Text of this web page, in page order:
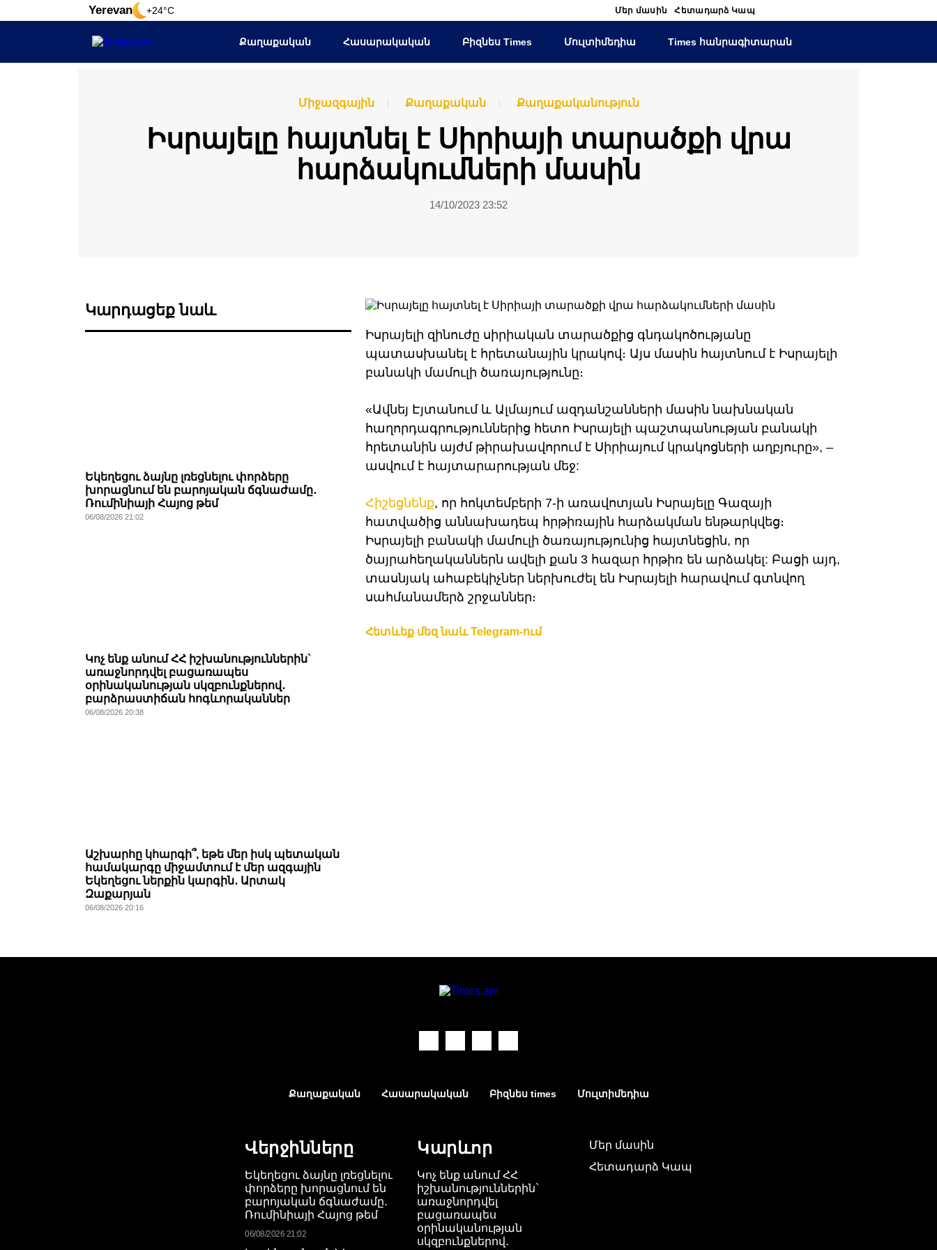
Yerevan +24°C Մեր մասին Հետադարձ Կապ
Քաղաքական Հասարակական Բիզնես Times Մուլտիմեդիա Times հանրագիտարան
Միջազգային Քաղաքական Քաղաքականություն
Իսրայելը հայտնել է Սիրիայի տարածքի վրա
հարձակումների մասին
14/10/2023 23:52
Կարդացեք նաև
Եկեղեցու ձայնը լռեցնելու փորձերը
խորացնում են բարոյական ճգնաժամը․
Ռումինիայի Հայոց թեմ
06/08/2026 21:02
Կոչ ենք անում ՀՀ իշխանություններին`
առաջնորդվել բացառապես
օրինականության սկզբունքներով․
բարձրաստիճան հոգևորականներ
06/08/2026 20:38
Աշխարհը կհարգի՞, եթե մեր իսկ պետական
համակարգը միջամտում է մեր ազգային
Եկեղեցու ներքին կարգին․ Արտակ
Զաքարյան
06/08/2026 20:16
Իսրայելի զինուժը սիրիական տարածքից գնդակոծությանը
պատասխանել է հրետանային կրակով։ Այս մասին հայտնում է Իսրայելի
բանակի մամուլի ծառայությունը։
«Ավնեյ Էյտանում և Ալմայում ազդանշանների մասին նախնական
հաղորդագրություններից հետո Իսրայելի պաշտպանության բանակի
հրետանին այժմ թիրախավորում է Սիրիայում կրակոցների աղբյուրը», –
ասվում է հայտարարության մեջ:
Հիշեցնենք, որ հոկտեմբերի 7-ի առավոտյան Իսրայելը Գազայի
հատվածից աննախադեպ հրթիռային հարձակման ենթարկվեց։
Իսրայելի բանակի մամուլի ծառայությունից հայտնեցին, որ
ծայրահեղականներն ավելի քան 3 հազար հրթիռ են արձակել: Բացի այդ,
տասնյակ ահաբեկիչներ ներխուժել են Իսրայելի հարավում գտնվող
սահմանամերձ շրջաններ։
Հետևեք մեզ նաև Telegram-ում
Քաղաքական Հասարակական Բիզնես times Մուլտիմեդիա
Վերջինները
Եկեղեցու ձայնը լռեցնելու
փորձերը խորացնում են
բարոյական ճգնաժամը․
Ռումինիայի Հայոց թեմ
06/08/2026 21:02
Կարևոր
Կոչ ենք անում ՀՀ
իշխանություններին`
առաջնորդվել
բացառապես
օրինականության
սկզբունքներով․
Մեր մասին
Հետադարձ Կապ